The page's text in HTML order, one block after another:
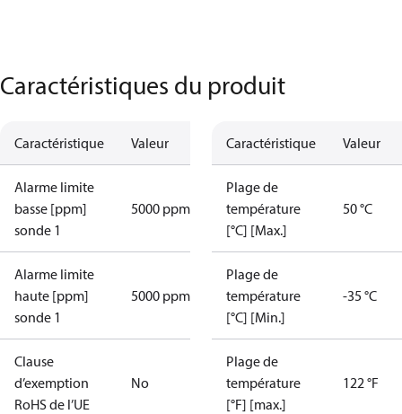
Caractéristiques du produit
Caractéristique Valeur
Alarme limite
basse [ppm]
sonde 1
5000 ppm
Alarme limite
haute [ppm]
sonde 1
5000 ppm
Clause
d’exemption
RoHS de l’UE
No
Caractéristique Valeur
Plage de
température
[°C] [Max.]
50 °C
Plage de
température
[°C] [Min.]
-35 °C
Plage de
température
[°F] [max.]
122 °F